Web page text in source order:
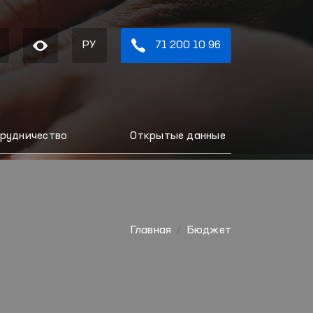
РУ 71 200 10 96
Открытые данные
Главная Бюджет